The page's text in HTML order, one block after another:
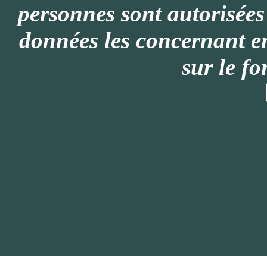
personnes sont
données les concernant
sur le